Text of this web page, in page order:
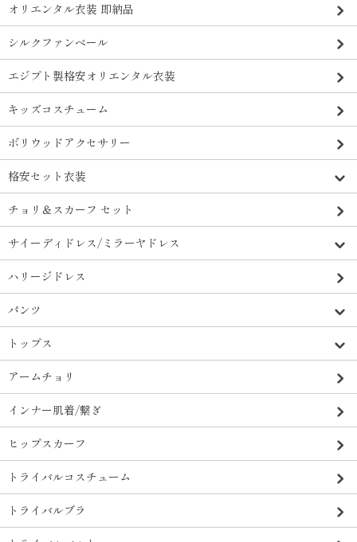
オリエンタル衣装 即納品
シルクファンベール
エジプト製格安オリエンタル衣装
キッズコスチューム
ボリウッドアクセサリー
格安セット衣装
チョリ＆スカーフ セット
サイーディドレス/ミラーヤドレス
ハリージドレス
パンツ
トップス
アームチョリ
インナー肌着/繋ぎ
ヒップスカーフ
トライバルコスチューム
トライバルブラ